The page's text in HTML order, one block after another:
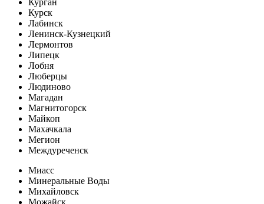
Курск
Лабинск
Ленинск-Кузнецкий
Лермонтов
Липецк
Лобня
Люберцы
Людиново
Магадан
Магнитогорск
Майкоп
Махачкала
Мегион
Междуреченск
Миасс
Минеральные Воды
Михайловск
Можайск